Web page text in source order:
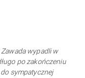
wypadli w
po zakończeniu
sympatycznej